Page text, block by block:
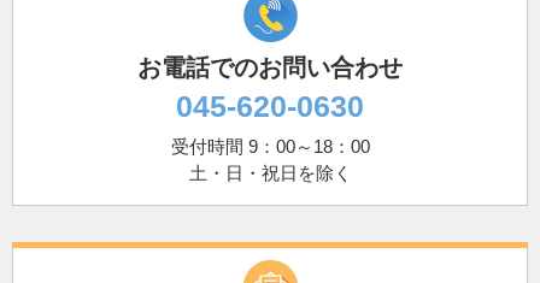
お電話でのお問い合わせ
045-620-0630
受付時間 9：00～18：00
土・日・祝日を除く